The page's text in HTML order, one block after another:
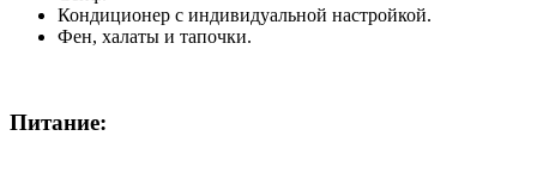
Кондиционер с индивидуальной настройкой.
Фен, халаты и тапочки.
Питание: